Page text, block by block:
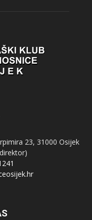
23, 31000 Osijek